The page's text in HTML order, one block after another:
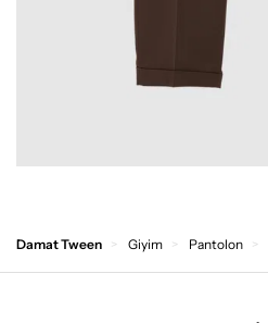
Damat Tween Giyim Pantolon